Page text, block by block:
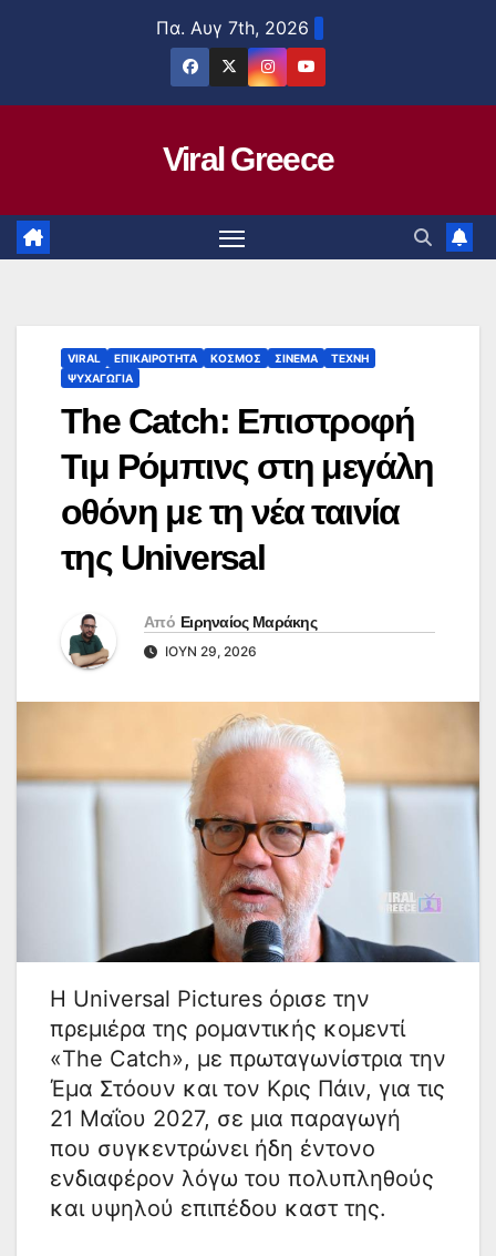
Πα. Αυγ 7th, 2026
Viral Greece
VIRAL ΕΠΙΚΑΙΡΟΤΗΤΑ ΚΟΣΜΟΣ ΣΙΝΕΜΑ
ΤΕΧΝΗ
ΨΥΧΑΓΩΓΙΑ
The Catch: Επιστροφή
Τιμ Ρόμπινς στη μεγάλη
οθόνη με τη νέα ταινία
της Universal
Από Ειρηναίος Μαράκης
ΙΟΎΝ 29, 2026
Η Universal Pictures όρισε την
πρεμιέρα της ρομαντικής κομεντί
«The Catch», με πρωταγωνίστρια την
Έμα Στόουν και τον Κρις Πάιν, για τις
21 Μαΐου 2027, σε μια παραγωγή
που συγκεντρώνει ήδη έντονο
ενδιαφέρον λόγω του πολυπληθούς
και υψηλού επιπέδου καστ της.